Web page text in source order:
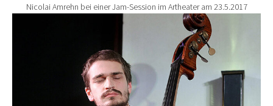
Nicolai Amrehn bei einer Jam-Session im Artheater am 23.5.2017